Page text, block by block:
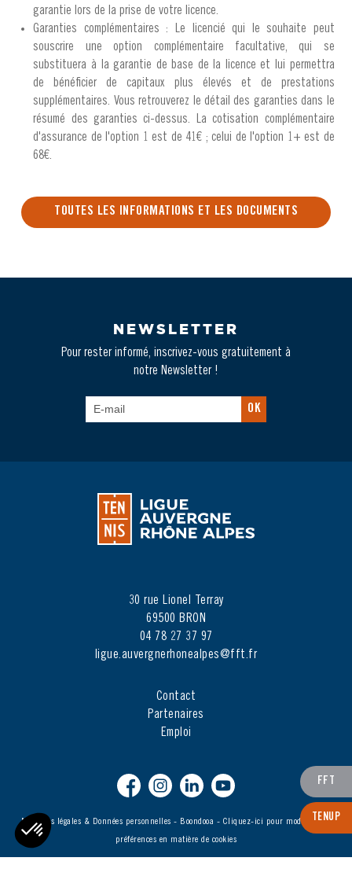
FFT
TENUP
garantie lors de la prise de votre licence.
Garanties complémentaires : Le licencié qui le souhaite peut
souscrire une option complémentaire facultative, qui se
substituera à la garantie de base de la licence et lui permettra
de bénéficier de capitaux plus élevés et de prestations
supplémentaires. Vous retrouverez le détail des garanties dans le
résumé des garanties ci-dessus. La cotisation complémentaire
d'assurance de l'option 1 est de 41€ ; celui de l'option 1+ est de
68€.
TOUTES LES INFORMATIONS ET LES DOCUMENTS
NEWSLETTER
Pour rester informé, inscrivez-vous gratuitement à
notre Newsletter !
OK
30 rue Lionel Terray
69500 BRON
04 78 27 37 97
ligue.auvergnerhonealpes@fft.fr
Contact
Partenaires
Emploi
Mentions légales & Données personnelles - Boondooa - Cliquez-ici pour modifier vos
préférences en matière de cookies